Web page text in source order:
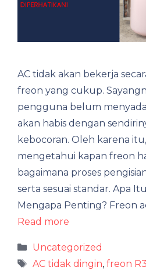
AC tidak akan bekerja
freon yang cukup.
pengguna belum
akan habis dengan
kebocoran. Oleh karena
mengetahui kapan freon
bagaimana proses
serta sesuai standar. Apa
Mengapa Penting? Freon
Read more
Categories
Uncategorized
Tags
AC tidak dingin, freon